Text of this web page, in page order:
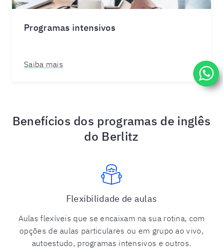
Programas intensivos
Saiba mais
Benefícios dos programas de inglês
do Berlitz
Flexibilidade de aulas
Aulas flexíveis que se encaixam na sua rotina, com
opções de aulas particulares ou em grupo ao vivo,
autoestudo, programas intensivos e outros.